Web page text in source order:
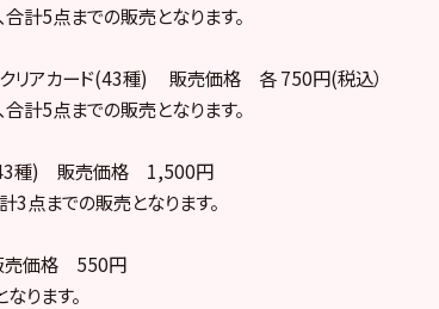
計5点までの販売となります。
リアカード(43種) 販売価格 各 750円(税込）
計5点までの販売となります。
全43種) 販売価格 1,500円
点までの販売となります。
売価格 550円
ります。